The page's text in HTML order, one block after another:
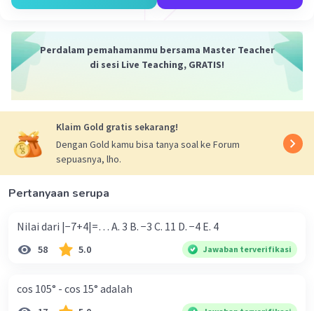
Perdalam pemahamanmu bersama Master Teacher
di sesi Live Teaching, GRATIS!
Klaim Gold gratis sekarang!
Dengan Gold kamu bisa tanya soal ke Forum
sepuasnya, lho.
Pertanyaan serupa
Nilai dari |−7+4|=… A. 3 B. −3 C. 11 D. −4 E. 4
58 5.0 Jawaban terverifikasi
cos 105° - cos 15° adalah